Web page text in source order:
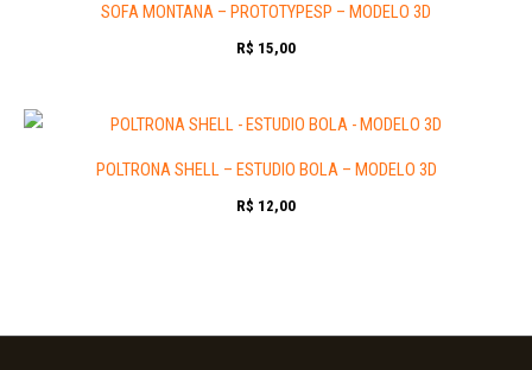
SOFA MONTANA – PROTOTYPESP – MODELO 3D
R$ 15,00
POLTRONA SHELL – ESTUDIO BOLA – MODELO 3D
R$ 12,00